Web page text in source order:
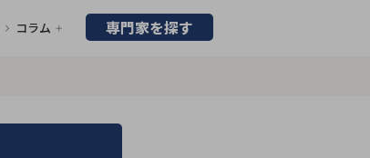
コラム 専門家を探す